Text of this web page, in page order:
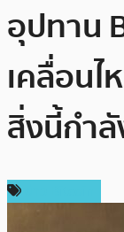
อุปทาน
เคลื่อน
สิ่งนี้กำลั